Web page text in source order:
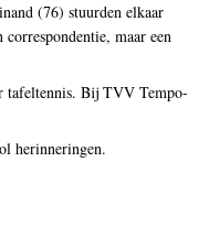
(76) stuurden elkaar
maar een
tafeltennis. Bij TVV Tempo-
herinneringen.